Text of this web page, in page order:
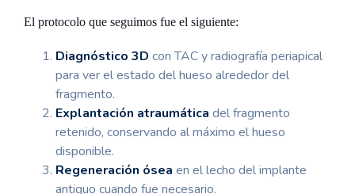
El protocolo que seguimos fue el siguiente:
Diagnóstico 3D con TAC y radiografía periapical
para ver el estado del hueso alrededor del
fragmento.
Explantación atraumática del fragmento
retenido, conservando al máximo el hueso
disponible.
Regeneración ósea en el lecho del implante
antiguo cuando fue necesario.